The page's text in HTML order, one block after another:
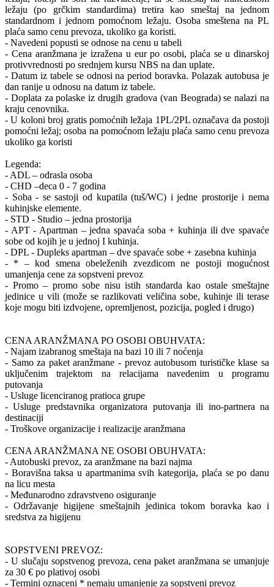
ležaju (po grčkim standardima) tretira kao smeštaj na jednom
standardnom i jednom pomoćnom ležaju. Osoba smeštena na PL
plaća samo cenu prevoza, ukoliko ga koristi.
- Navedeni popusti se odnose na cenu u tabeli
- Cena aranžmana je izražena u eur po osobi, plaća se u dinarskoj
protivvrednosti po srednjem kursu NBS na dan uplate.
- Datum iz tabele se odnosi na period boravka. Polazak autobusa je
dan ranije u odnosu na datum iz tabele.
- Doplata za polaske iz drugih gradova (van Beograda) se nalazi na
kraju cenovnika.
- U koloni broj gratis pomoćnih ležaja 1PL/2PL označava da postoji
pomoćni ležaj; osoba na pomoćnom ležaju plaća samo cenu prevoza
ukoliko ga koristi
Legenda:
- ADL – odrasla osoba
- CHD –deca 0 - 7 godina
- Soba - se sastoji od kupatila (tuš/WC) i jedne prostorije i nema
kuhinjske elemente.
- STD - Studio – jedna prostorija
- APT - Apartman – jedna spavaća soba + kuhinja ili dve spavaće
sobe od kojih je u jednoj I kuhinja.
- DPL - Dupleks apartman – dve spavaće sobe + zasebna kuhinja
- * – kod smena obeleženih zvezdicom ne postoji mogućnost
umanjenja cene za sopstveni prevoz
- Promo – promo sobe nisu istih standarda kao ostale smeštajne
jedinice u vili (može se razlikovati veličina sobe, kuhinje ili terase
koje mogu biti izdvojene, opremljenost, pozicija, pogled i drugo)
CENA ARANŽMANA PO OSOBI OBUHVATA:
- Najam izabranog smeštaja na bazi 10 ili 7 noćenja
- Samo za paket aranžmane - prevoz autobusom turističke klase sa
uključenim trajektom na relacijama navedenim u programu
putovanja
- Usluge licenciranog pratioca grupe
- Usluge predstavnika organizatora putovanja ili ino-partnera na
destinaciji
- Troškove organizacije i realizacije aranžmana
CENA ARANŽMANA NE OSOBI OBUHVATA:
- Autobuski prevoz, za aranžmane na bazi najma
- Boravišna taksa u apartmanima svih kategorija, plaća se po danu
na licu mesta
- Međunarodno zdravstveno osiguranje
- Održavanje higijene smeštajnih jedinica tokom boravka kao i
sredstva za higijenu
SOPSTVENI PREVOZ:
- U slučaju sopstvenog prevoza, cena paket aranžmana se umanjuje
za 30 € po plativoj osobi
- Termini oznaceni * nemaju umanjenje za sopstveni prevoz